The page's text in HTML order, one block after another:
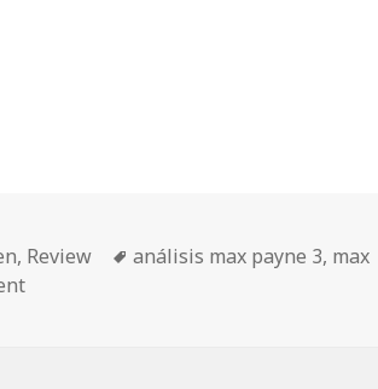
3
, Review Etiquetas
análisis max payne 3, max